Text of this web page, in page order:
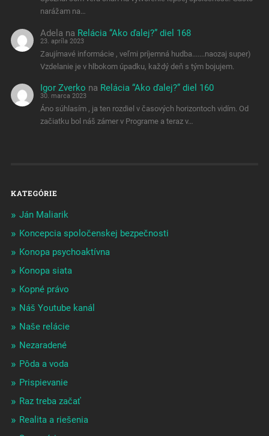
narážam na…
Adela na Relácia “Ako ďalej?” diel 168
23. apríla 2023
Zaujímavé informácie , veľmi príjemná hudba.......naozaj super)
Vzdelanie je v hlbokom úpadku, každý deň s tým bojujem.
Igor Zverko na Relácia “Ako ďalej?” diel 160
30. marca 2023
Áno súhlasím , ja ten rozdiel v časových horizontoch vidím. Od
začiatku bol náš zámer v Programe a teraz v…
KATEGÓRIE
Ján Maliarik
Koncepcia spoločenskej bezpečnosti
Konopa psychoaktívna
Konopa siata
Kopné právo
Náš Youtube kanál
Naše relácie
Nezaradené
Pôda a voda
Prispievanie
Raz treba začať
Realita a riešenia